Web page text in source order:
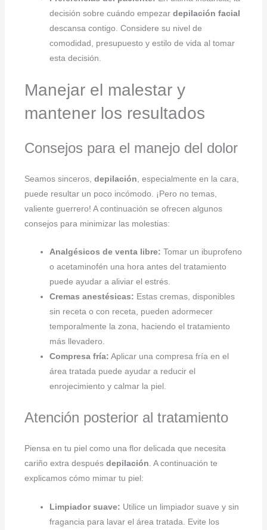
decisión sobre cuándo empezardepilación facial
descansa contigo. Considere su nivel de
comodidad, presupuesto y estilo de vida al tomar
esta decisión.
Manejar el malestar y
mantener los resultados
Consejos para el manejo del dolor
Seamos sinceros,depilación , especialmente en la cara,
puede resultar un poco incómodo. ¡Pero no temas,
valiente guerrero! A continuación se ofrecen algunos
consejos para minimizar las molestias:
Analgésicos de venta libre: Tomar un ibuprofeno
o acetaminofén una hora antes del tratamiento
puede ayudar a aliviar el estrés.
Cremas anestésicas: Estas cremas, disponibles
sin receta o con receta, pueden adormecer
temporalmente la zona, haciendo el tratamiento
más llevadero.
Compresa fría: Aplicar una compresa fría en el
área tratada puede ayudar a reducir el
enrojecimiento y calmar la piel.
Atención posterior al tratamiento
Piensa en tu piel como una flor delicada que necesita
cariño extra despuésdepilación. A continuación te
explicamos cómo mimar tu piel:
Limpiador suave: Utilice un limpiador suave y sin
fragancia para lavar el área tratada. Evite los